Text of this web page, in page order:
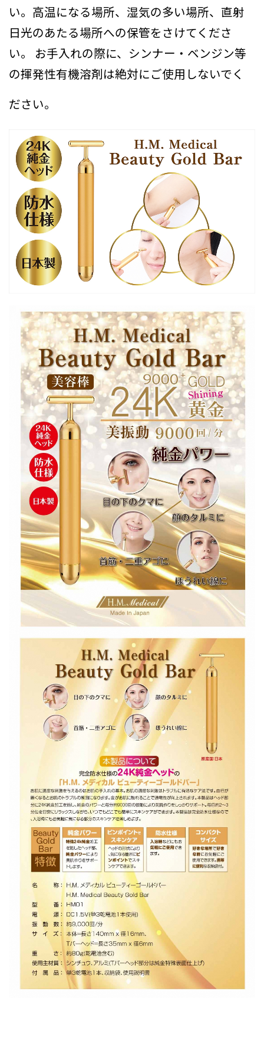
い。高温になる場所、湿気の多い場所、直射
日光のあたる場所への保管をさけてくださ
い。 お手入れの際に、シンナー・ベンジン等
の揮発性有機溶剤は絶対にご使用しないでく
ださい。